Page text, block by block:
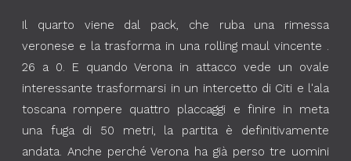
Il quarto viene dal pack, che ruba una rimessa
veronese e la trasforma in una rolling maul vincente .
26 a 0. E quando Verona in attacco vede un ovale
interessante trasformarsi in un intercetto di Citi e l'ala
toscana rompere quattro placcaggi e finire in meta
una fuga di 50 metri, la partita è definitivamente
andata. Anche perché Verona ha già perso tre uomini